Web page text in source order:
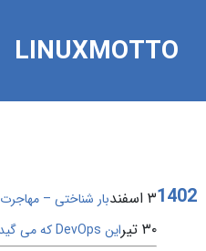
LINUXMOTTO
1402۳ اسفند بار شناختی – مهاجرت
۳۰ تیر این DevOps که می گید چه کاری به عهده اشه؟